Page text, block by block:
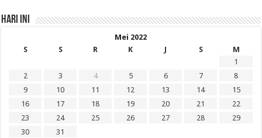
HARI INI
Mei 2022
S
S R K J S
M
1
2
3 4 5 6 7
8
9
10 11 12 13 14
15
16
17 18 19 20 21
22
23
24 25 26 27 28
29
30
31